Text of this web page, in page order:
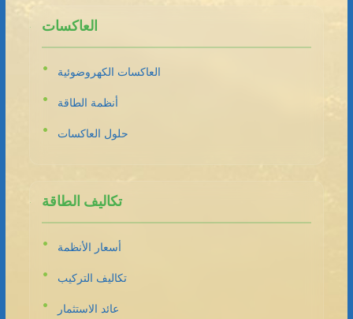
العاكسات
العاكسات الكهروضوئية
أنظمة الطاقة
حلول العاكسات
تكاليف الطاقة
أسعار الأنظمة
تكاليف التركيب
عائد الاستثمار